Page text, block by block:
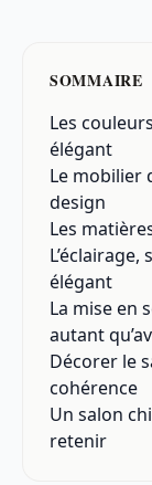
SOMMAIRE
Les
élégant
Le mobilier
design
Les
élégant
La mise en
autant
Décorer le
cohérence
Un salon
retenir